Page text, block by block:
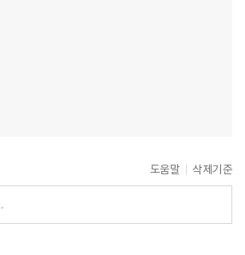
도움말 삭제기준